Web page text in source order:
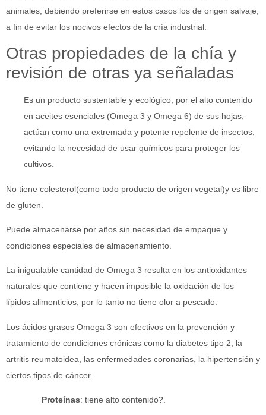
animales, debiendo preferirse en estos casos los de origen salvaje,
a fin de evitar los nocivos efectos de la cría industrial.
Otras propiedades de la chía y
revisión de otras ya señaladas
Es un producto sustentable y ecológico, por el alto contenido
en aceites esenciales (Omega 3 y Omega 6) de sus hojas,
actúan como una extremada y potente repelente de insectos,
evitando la necesidad de usar químicos para proteger los
cultivos.
No tiene colesterol(como todo producto de origen vegetal)y es libre
de gluten.
Puede almacenarse por años sin necesidad de empaque y
condiciones especiales de almacenamiento.
La inigualable cantidad de Omega 3 resulta en los antioxidantes
naturales que contiene y hacen imposible la oxidación de los
lípidos alimenticios; por lo tanto no tiene olor a pescado.
Los ácidos grasos Omega 3 son efectivos en la prevención y
tratamiento de condiciones crónicas como la diabetes tipo 2, la
artritis reumatoidea, las enfermedades coronarias, la hipertensión y
ciertos tipos de cáncer.
Proteínas: tiene alto contenido?.